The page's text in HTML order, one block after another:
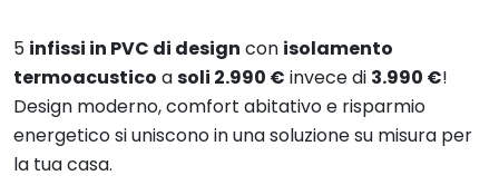
5 infissi in PVC di design con isolamento
termoacustico asoli 2.990 € invece di 3.990 €!
Design moderno, comfort abitativo e risparmio
energetico si uniscono in una soluzione su misura per
la tua casa.